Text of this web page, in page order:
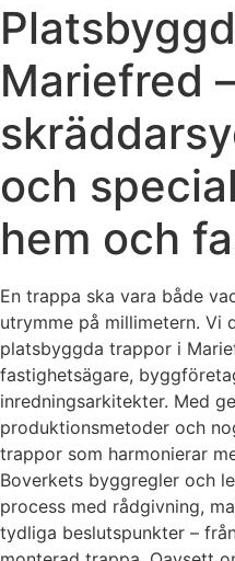
Mariefred
och
hem och
En trappa ska vara både
utrymme på millimetern. Vi
platsbyggda trappor i
fastighetsägare,
inredningsarkitekter. Med
produktionsmetoder och
trappor som harmonierar
Boverkets byggregler och
process med rådgivning,
tydliga beslutspunkter –